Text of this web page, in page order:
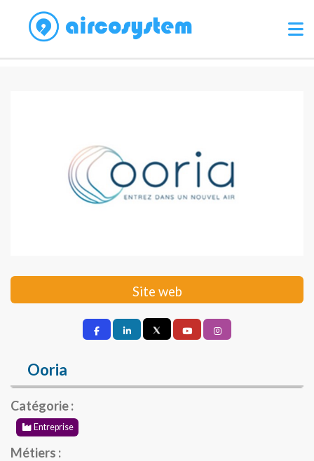
Site web
Ooria
Catégorie :
Entreprise
Métiers :